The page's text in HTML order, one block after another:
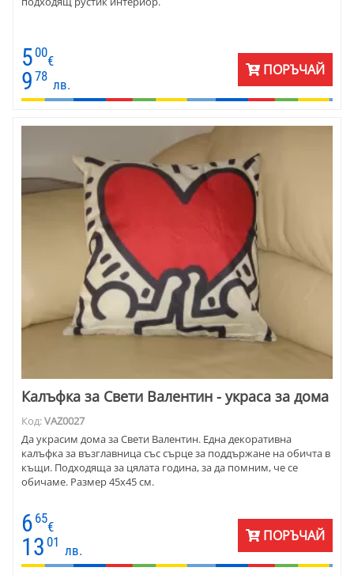
5 00
€
9 78
лв.
ПОРЪЧАЙ
Калъфка за Свети Валентин - украса за дома
Код:VAZ0027
Да украсим дома за Свети Валентин. Една декоративна
калъфка за възглавница със сърце за поддържане на обичта в
къщи. Подходяща за цялата година, за да помним, че се
обичаме. Размер 45х45 см.
6 65
€
13 01
лв.
ПОРЪЧАЙ